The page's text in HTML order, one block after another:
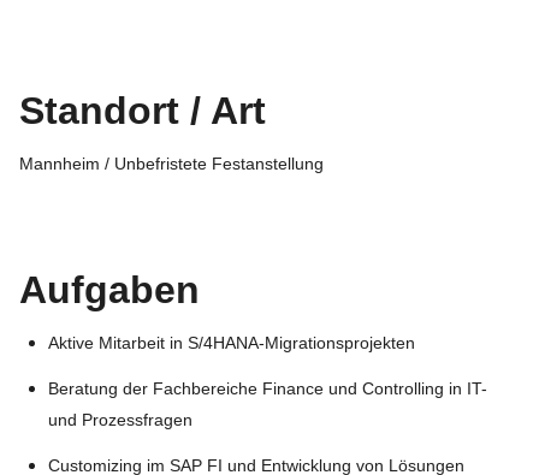
Standort / Art
Mannheim / Unbefristete Festanstellung
Aufgaben
Aktive Mitarbeit in S/4HANA-Migrationsprojekten
Beratung der Fachbereiche Finance und Controlling in IT-
und Prozessfragen
Customizing im SAP FI und Entwicklung von Lösungen